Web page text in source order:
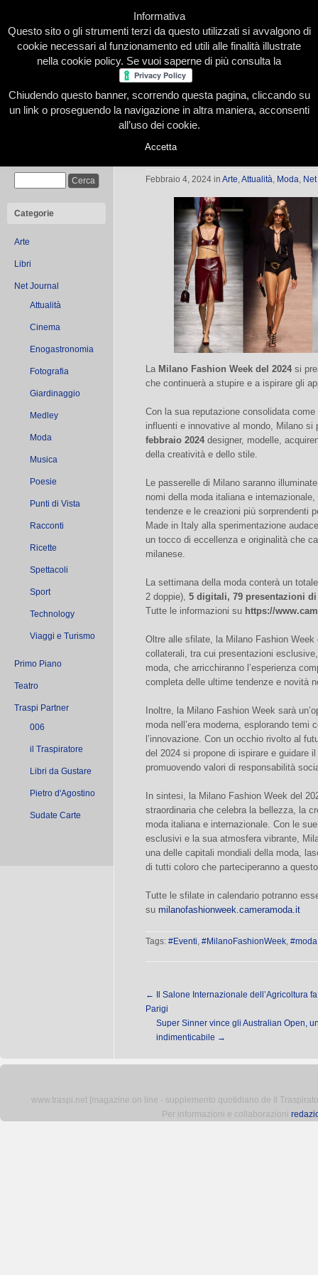
Home Presentazione Redazione Le nostre firme
Categorie
Arte
Libri
Net Journal
Attualità
Cinema
Enogastronomia
Fotografia
Giardinaggio
Medley
Moda
Musica
Poesie
Punti di Vista
Racconti
Ricette
Spettacoli
Sport
Technology
Viaggi e Turismo
Primo Piano
Teatro
Traspi Partner
006
il Traspiratore
Libri da Gustare
Pietro d'Agostino
Sudate Carte
MILANO FASHION WEEK 2024
Febbraio 4, 2024 in Arte,Attualità, Moda,
La Milano Fashion Week del 2024 si
che continuerà a stupire e a ispirare gli
Con la sua reputazione consolidata
influenti e innovative al mondo, Milano si
febbraio 2024 designer, modelle,
della creatività e dello stile.
Le passerelle di Milano saranno
nomi della moda italiana e
tendenze e le creazioni più sorprendenti
Made in Italy alla sperimentazione
un tocco di eccellenza e originalità che
milanese.
La settimana della moda conterà un
2 doppie), 5 digitali, 79 presentazioni
Tutte le informazioni su https://
Oltre alle sfilate, la Milano Fashion
collaterali, tra cui presentazioni
moda, che arricchiranno l’esperienza
completa delle ultime tendenze e novità
Inoltre, la Milano Fashion Week sarà
moda nell’era moderna, esplorando temi
l’innovazione. Con un occhio rivolto al
del 2024 si propone di ispirare e guidare
promuovendo valori di responsabilità
In sintesi, la Milano Fashion Week del
straordinaria che celebra la bellezza, la
moda italiana e internazionale. Con le
esclusivi e la sua atmosfera vibrante,
una delle capitali mondiali della moda,
di tutti coloro che parteciperanno a
Tutte le sfilate in calendario potranno
su milanofashionweek.cameramoda.it
Tags: #Eventi, #MilanoFashionWeek, #moda
←
Il Salone Internazionale dell’Agricoltura
Parigi
Super Sinner vince gli Australian Open,
indimenticabile →
www.traspi.net [magazine on line - supplemento quotidiano de Il
Per informazioni e collaborazioni
Informativa
Questo sito o gli strumenti terzi da questo utilizzati si avvalgono di
cookie necessari al funzionamento ed utili alle finalità illustrate
nella cookie policy. Se vuoi saperne di più consulta la
Chiudendo questo banner, scorrendo questa pagina, cliccando su
un link o proseguendo la navigazione in altra maniera, acconsenti
all’uso dei cookie.
Accetta